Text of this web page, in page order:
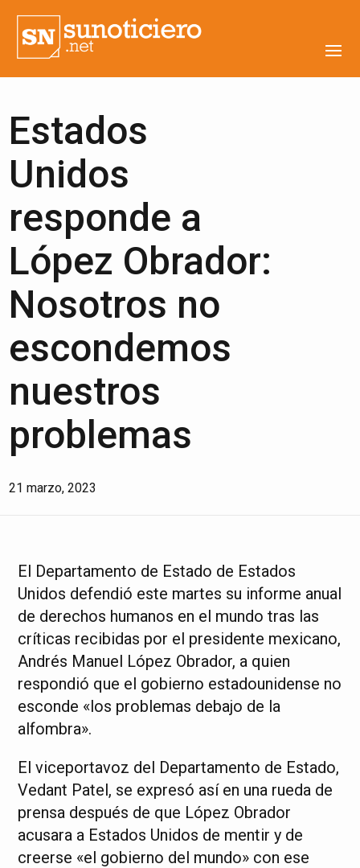
Estados
Unidos
responde a
López Obrador:
Nosotros no
escondemos
nuestros
problemas
21 marzo, 2023
El Departamento de Estado de Estados
Unidos defendió este martes su informe anual
de derechos humanos en el mundo tras las
críticas recibidas por el presidente mexicano,
Andrés Manuel López Obrador, a quien
respondió que el gobierno estadounidense no
esconde «los problemas debajo de la
alfombra».
El viceportavoz del Departamento de Estado,
Vedant Patel, se expresó así en una rueda de
prensa después de que López Obrador
acusara a Estados Unidos de mentir y de
creerse «el gobierno del mundo» con ese